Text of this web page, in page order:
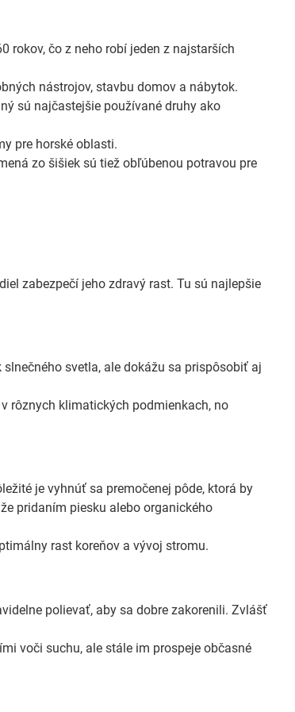
rokov, čo z neho robí jeden z najstarších
nástrojov, stavbu domov a nábytok.
sú najčastejšie používané druhy ako
pre horské oblasti.
zo šišiek sú tiež obľúbenou potravou pre
zabezpečí jeho zdravý rast. Tu sú najlepšie
svetla, ale dokážu sa prispôsobiť aj
rôznych klimatických podmienkach, no
je vyhnúť sa premočenej pôde, ktorá by
pridaním piesku alebo organického
rast koreňov a vývoj stromu.
polievať, aby sa dobre zakorenili. Zvlášť
voči suchu, ale stále im prospeje občasné